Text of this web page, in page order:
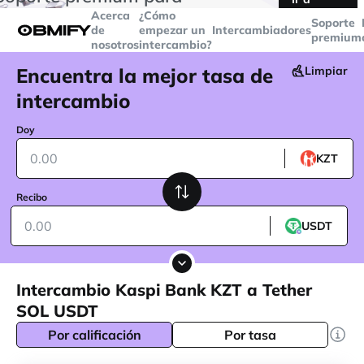
superiores a
Acerca
de
nosotros
¿Cómo
empezar un
intercambio?
IntercambiadoresSoporte
premium
Encuentra la mejor tasa de
intercambio
Limpiar
Doy
KZT
Recibo
USDT
Intercambio Kaspi Bank KZT a Tether
SOL USDT
Por calificación Por tasa